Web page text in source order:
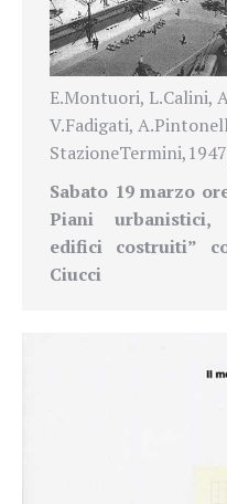
E.Montuori, L.Calini,
V.Fadigati,
Sabato 19 marzo
Piani urbanistici,
edifici costruiti”
Ciucci